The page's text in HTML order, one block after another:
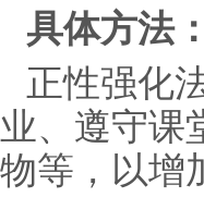
具体方法：
正性强化
业、遵守课
物等，以增